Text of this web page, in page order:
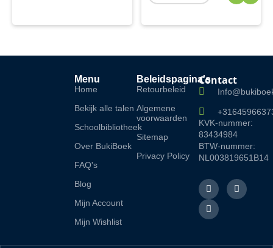
Menu
Home
Bekijk alle talen
Schoolbibliotheek
Over BukiBoek
FAQ's
Blog
Mijn Account
Mijn Wishlist
Beleidspagina's
Retourbeleid
Algemene
voorwaarden
Sitemap
Privacy Policy
Contact
KVK-nummer:
83434984
BTW-nummer:
NL003819651B14
F
a
c
e
b
I
n
s
L
i
n
k
e